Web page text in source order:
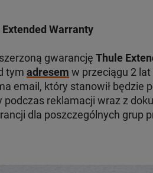
Warranty
gwarancję Thule
tym adresem w przeciągu 2
email, który stanowił będzie
podczas reklamacji wraz z
dla poszczególnych grup